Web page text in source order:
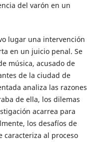
del varón en un
lugar una intervención
en un juicio penal. Se
música, acusado de
de la ciudad de
analiza las razones
de ella, los dilemas
acarrea para
los desafíos de
al proceso